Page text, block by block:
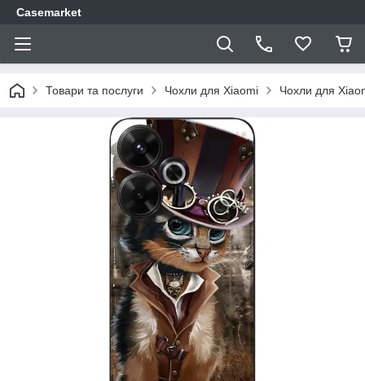
Casemarket
Товари та послуги Чохли для Xiaomi Чохли для